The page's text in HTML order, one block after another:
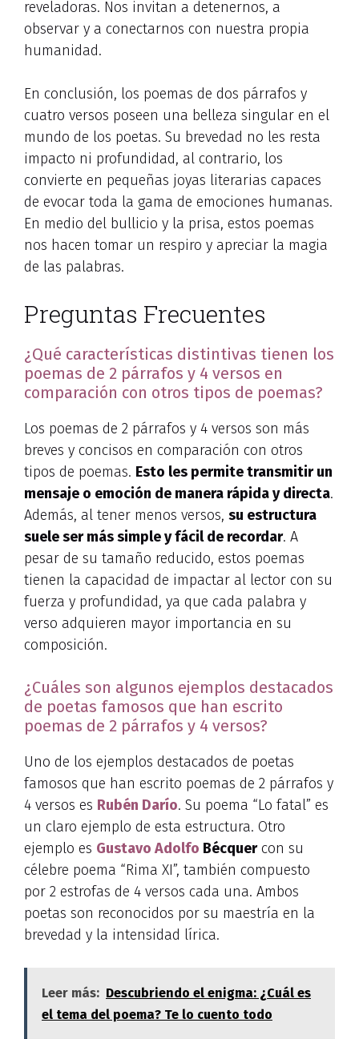
reveladoras. Nos invitan a detenernos, a
observar y a conectarnos con nuestra propia
humanidad.
En conclusión, los poemas de dos párrafos y
cuatro versos poseen una belleza singular en el
mundo de los poetas. Su brevedad no les resta
impacto ni profundidad, al contrario, los
convierte en pequeñas joyas literarias capaces
de evocar toda la gama de emociones humanas.
En medio del bullicio y la prisa, estos poemas
nos hacen tomar un respiro y apreciar la magia
de las palabras.
Preguntas Frecuentes
¿Qué características distintivas tienen los
poemas de 2 párrafos y 4 versos en
comparación con otros tipos de poemas?
Los poemas de 2 párrafos y 4 versos son más
breves y concisos en comparación con otros
tipos de poemas. Esto les permite transmitir un
mensaje o emoción de manera rápida y directa.
Además, al tener menos versos, su estructura
suele ser más simple y fácil de recordar. A
pesar de su tamaño reducido, estos poemas
tienen la capacidad de impactar al lector con su
fuerza y profundidad, ya que cada palabra y
verso adquieren mayor importancia en su
composición.
¿Cuáles son algunos ejemplos destacados
de poetas famosos que han escrito
poemas de 2 párrafos y 4 versos?
Uno de los ejemplos destacados de poetas
famosos que han escrito poemas de 2 párrafos y
4 versos es Rubén Darío. Su poema “Lo fatal” es
un claro ejemplo de esta estructura. Otro
ejemplo es Gustavo Adolfo Bécquercon su
célebre poema “Rima XI”, también compuesto
por 2 estrofas de 4 versos cada una. Ambos
poetas son reconocidos por su maestría en la
brevedad y la intensidad lírica.
Leer más: Descubriendo el enigma: ¿Cuál es
el tema del poema? Te lo cuento todo